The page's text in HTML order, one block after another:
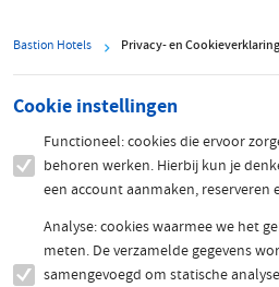
Bastion Hotels Privacy- en Cookieverklaring
Cookie instellingen
Functioneel: cookies die ervoor
behoren werken. Hierbij kun je
een account aanmaken, reserveren
Analyse: cookies waarmee we het
meten. De verzamelde gegevens
samengevoegd om statische